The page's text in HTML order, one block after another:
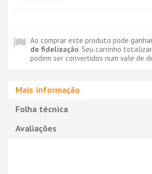
Ao comprar este produto pode
de fidelização. Seu carrinho
podem ser convertidos num vale de
Mais informação
Folha técnica
Avaliações